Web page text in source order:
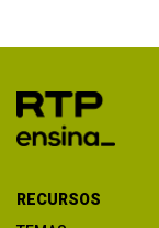
RECURSOS